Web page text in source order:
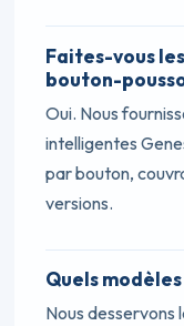
Faites-vous
bouton-
Oui. Nous
intelligentes
par bouton,
versions.
Quels
Nous desservons